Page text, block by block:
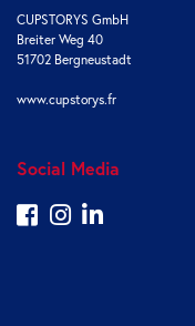
CUPSTORYS GmbH
Breiter Weg 40
51702 Bergneustadt
www.cupstorys.fr
Social Media